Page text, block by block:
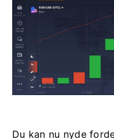
Du kan nu nyde